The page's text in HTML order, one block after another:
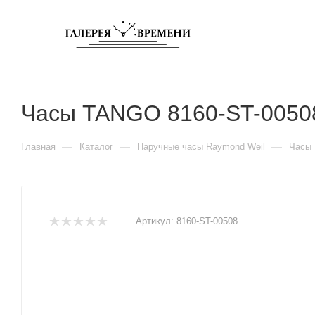
Часы TANGO 8160-ST-
Главная — Каталог — Наручные часы Raymond Weil — Часы
Артикул: 8160-ST-00508